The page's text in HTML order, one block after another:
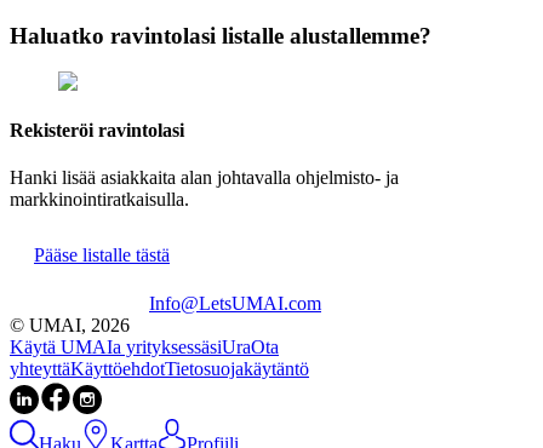
Haluatko ravintolasi listalle alustallemme?
Rekisteröi ravintolasi
Hanki lisää asiakkaita alan johtavalla ohjelmisto- ja
markkinointiratkaisulla.
Pääse listalle tästä
Info@LetsUMAI.com
© UMAI, 2026
Käytä UMAIa yrityksessäsiUraOta
yhteyttäKäyttöehdotTietosuojakäytäntö
Haku Kartta Profiili